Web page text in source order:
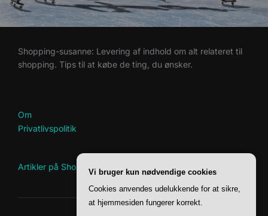
Shopping-susanne: Levering af indhold om alt relateret til
shopping. Tips til at købe de ting, du ønsker.
Om
Privatlivspolitik
Artikler på Shopping-Susanne
Vi bruger kun nødvendige cookies
Cookies anvendes udelukkende for at sikre,
at hjemmesiden fungerer korrekt.